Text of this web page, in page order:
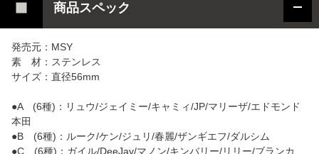
商品スペック
発売元：MSY
素 材：ステンレス
サイズ：直径56mm
●A (6種)：リュウ/ジェイミー/キャミィ/JP/マリーザ/エドモンド
本田
●B (6種)：ルーク/ケン/ジュリ/春麗/ザンギエフ/ダルシム
●C (6種)：ガイル/DeeJay/マノン/キンバリー/リリー/ブランカ